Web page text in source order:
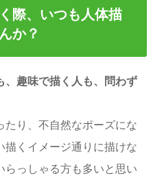
際、いつも人体描
か？
、趣味で描く人も、問わず
たり、不自然なポーズにな
描くイメージ通りに描けな
らっしゃる方も多いと思い